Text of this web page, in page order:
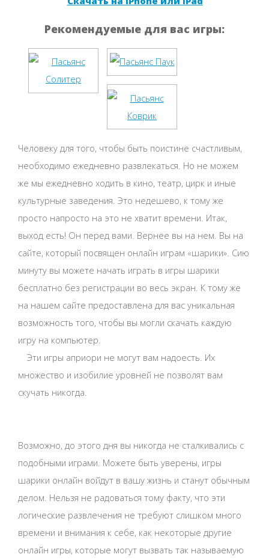
Рекомендуемые для вас игры:
Человеку для того, чтобы быть поистине счастливым,
необходимо ежедневно развлекаться. Но не можем
же мы ежедневно ходить в кино, театр, цирк и иные
культурные заведения. Это недешево, к тому же
просто напросто на это не хватит времени. Итак,
выход есть! Он перед вами. Вернее вы на нем. Вы на
сайте, который посвящен онлайн играм «шарики». Сию
минуту вы можете начать играть в игры шарики
бесплатно без регистрации во весь экран. К тому же
на нашем сайте предоставлена для вас уникальная
возможность того, чтобы вы могли скачать каждую
игру на компьютер.
Эти игры априори не могут вам надоесть. Их
множество и изобилие уровней не позволят вам
скучать никогда.
Возможно, до этого дня вы никогда не сталкивались с
подобными играми. Можете быть уверены, игры
шарики онлайн войдут в вашу жизнь и станут обычным
делом. Нельзя не радоваться тому факту, что эти
логические развлечения не требуют слишком много
времени и внимания к себе, как некоторые другие
онлайн игры, которые могут вызвать так называемую